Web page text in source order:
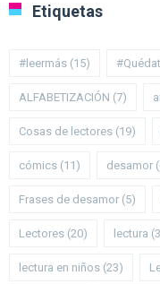
Etiquetas
#leermás (15)
ALFABETIZACIÓN (7)
Cosas de lectores (19)
cómics (11) desamor
Frases de desamor (5)
Lectores (20) lectura
lectura en niños (23)